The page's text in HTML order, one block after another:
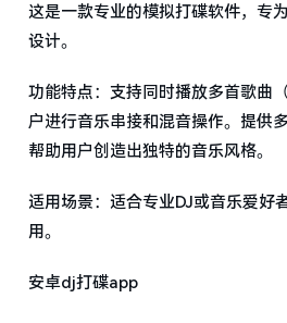
这是一款专业的模拟打碟软件，专
设计。
功能特点：支持同时播放多首歌曲
户进行音乐串接和混音操作。提供
帮助用户创造出独特的音乐风格。
适用场景：适合专业DJ或音乐爱好
用。
安卓dj打碟app